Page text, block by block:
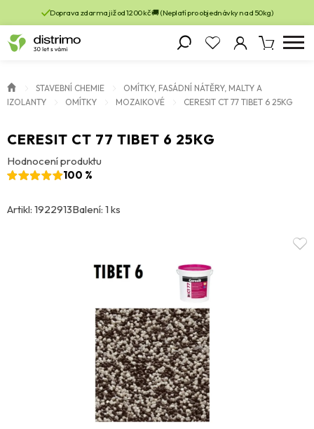
Doprava zdarma již od 1200 kč 🚚 (Neplatí pro objednávky nad 50kg)
STAVEBNÍ CHEMIE
OMÍTKY, FASÁDNÍ NÁTĚRY, MALTY A
IZOLANTY
OMÍTKY MOZAIKOVÉ CERESIT CT 77 TIBET 6 25KG
CERESIT CT 77 TIBET 6 25KG
Hodnocení produktu
100 %
Artikl: 1922913Balení: 1 ks